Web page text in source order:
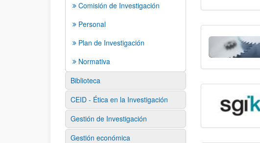
Comisión de Investigación
Personal
Plan de Investigación
Normativa
Biblioteca
CEID - Ética en la Investigación
Gestión de Investigación
Gestión económica